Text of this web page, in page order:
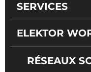
SERVICES
ELEKTOR
RÉSEAUX